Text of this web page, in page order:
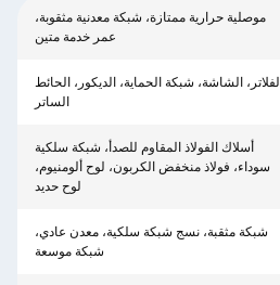
موصلية حرارية ممتازة، شبكة معدنية مثقوبة،
عمر خدمة متين
الفلاتر، الشاشة، شبكة الحماية، الديكور، الحائط
الساتر
أسلاك الفولاذ المقاوم للصدأ، شبكة سلكية
سوداء، فولاذ منخفض الكربون، لوح ألومنيوم،
لوح حديد
شبكة مثقبة، نسج شبكة سلكية، معدن عادي،
شبكة موسعة